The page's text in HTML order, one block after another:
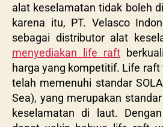
alat keselamatan tidak boleh
karena itu, PT. Velasco
sebagai distributor alat
menyediakan life raft
harga yang kompetitif. Life raft
telah memenuhi standar
Sea), yang merupakan
keselamatan di laut.